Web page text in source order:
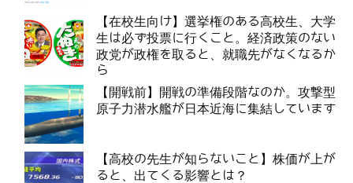
【在校生向け】選挙権のある高校生、大学
生は必ず投票に行くこと。経済政策のない
政党が政権を取ると、就職先がなくなるか
ら
【開戦前】開戦の準備段階なのか。攻撃型
原子力潜水艦が日本近海に集結しています
【高校の先生が知らないこと】株価が上が
ると、出てくる影響とは？